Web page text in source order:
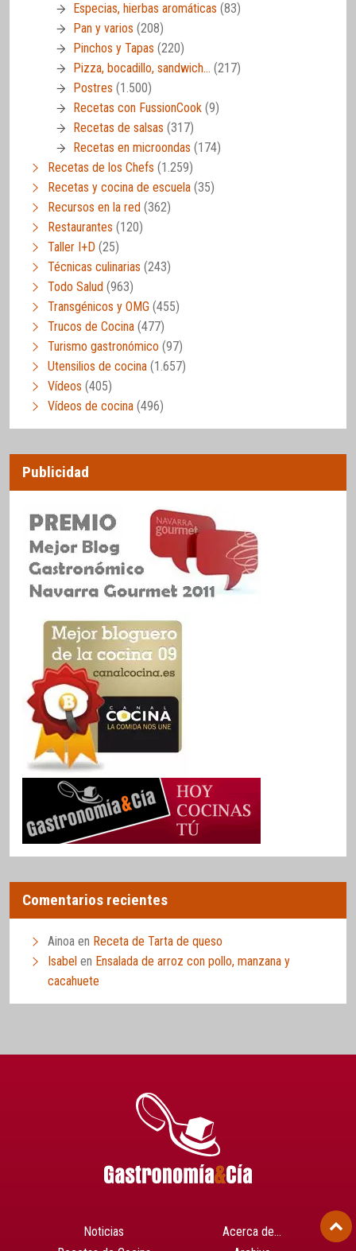
Especias, hierbas aromáticas (83)
Pan y varios (208)
Pinchos y Tapas (220)
Pizza, bocadillo, sandwich… (217)
Postres (1.500)
Recetas con FussionCook (9)
Recetas de salsas (317)
Recetas en microondas (174)
Recetas de los Chefs (1.259)
Recetas y cocina de escuela (35)
Recursos en la red (362)
Restaurantes (120)
Taller I+D (25)
Técnicas culinarias (243)
Todo Salud (963)
Transgénicos y OMG (455)
Trucos de Cocina (477)
Turismo gastronómico (97)
Utensilios de cocina (1.657)
Vídeos (405)
Vídeos de cocina (496)
Publicidad
Comentarios recientes
Ainoa en Receta de Tarta de queso
Isabel en Ensalada de arroz con pollo, manzana y
cacahuete
Noticias
Acerca de…